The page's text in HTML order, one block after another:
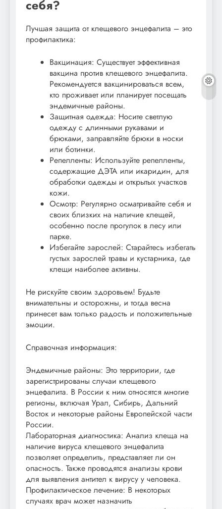
себя?
Лучшая защита от клещевого энцефалита – это
профилактика:
Вакцинация: Существует эффективная
вакцина против клещевого энцефалита.
Рекомендуется вакцинироваться всем,
кто проживает или планирует посещать
эндемичные районы.
Защитная одежда: Носите светлую
одежду с длинными рукавами и
брюками, заправляйте брюки в носки
или ботинки.
Репелленты: Используйте репелленты,
содержащие ДЭТА или икаридин, для
обработки одежды и открытых участков
кожи.
Осмотр: Регулярно осматривайте себя и
своих близких на наличие клещей,
особенно после прогулок в лесу или
парке.
Избегайте зарослей: Старайтесь избегать
густых зарослей травы и кустарника, где
клещи наиболее активны.
Не рискуйте своим здоровьем! Будьте
внимательны и осторожны, и тогда весна
принесет вам только радость и положительные
эмоции.
Справочная информация:
Эндемичные районы: Это территории, где
зарегистрированы случаи клещевого
энцефалита. В России к ним относятся многие
регионы, включая Урал, Сибирь, Дальний
Восток и некоторые районы Европейской части
России.
Лабораторная диагностика: Анализ клеща на
наличие вируса клещевого энцефалита
позволяет определить, представляет ли он
опасность. Также проводятся анализы крови
для выявления антител к вирусу у человека.
Профилактическое лечение: В некоторых
случаях врач может назначить